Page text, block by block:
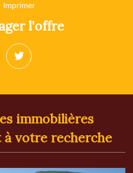
Imprimer
l'offre
votre recherche